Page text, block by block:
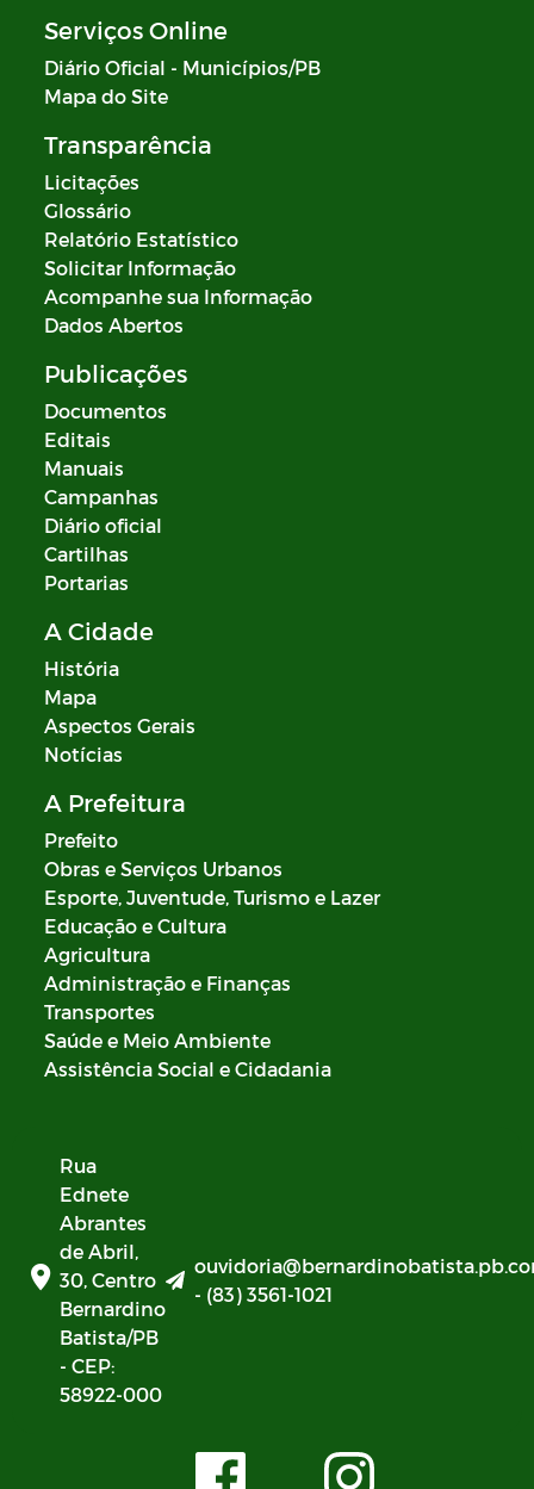
Serviços Online
Diário Oficial - Municípios/PB
Mapa do Site
Transparência
Licitações
Glossário
Relatório Estatístico
Solicitar Informação
Acompanhe sua Informação
Dados Abertos
Publicações
Documentos
Editais
Manuais
Campanhas
Diário oficial
Cartilhas
Portarias
A Cidade
História
Mapa
Aspectos Gerais
Notícias
A Prefeitura
Prefeito
Obras e Serviços Urbanos
Esporte, Juventude, Turismo e Lazer
Educação e Cultura
Agricultura
Administração e Finanças
Transportes
Saúde e Meio Ambiente
Assistência Social e Cidadania
Rua
Ednete
Abrantes
de Abril,
30, Centro
Bernardino
Batista/PB
- CEP:
58922-000
- (83) 3561-1021